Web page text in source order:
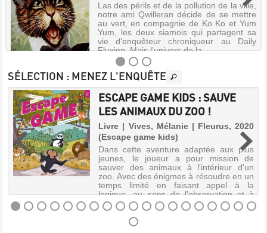
Las des périls et de la pollution de la ville,
notre ami Qwilleran décide de se mettre
au vert, en compagnie de Ko Ko et Yum
Yum, les deux siamois qui partagent sa
vie d'enquêteur chroniqueur au Daily
Fluxion. Mais l'univers de la...
LE
CHAT
QUI....
LE
CHAT
QUI
BRAHMS
Livre
SÉLECTION : MENEZ L'ENQUÊTE
ESCAPE GAME KIDS : SAUVE
LES ANIMAUX DU ZOO !
Livre | Vives, Mélanie | Fleurus, 2020
(Escape game kids)
Dans cette aventure adaptée aux plus
jeunes, le joueur a pour mission de
sauver des animaux à l'intérieur d'un
zoo. Avec des énigmes à résoudre en un
temps limité en faisant appel à la
logique, au sens de l'observation et à
l'espr...